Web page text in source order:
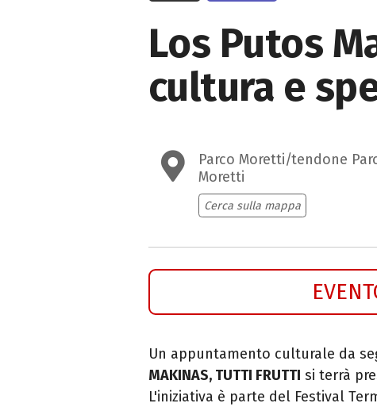
Los Putos
cultura e
Parco Moretti/tendone
Moretti
Cerca sulla mappa
Un appuntamento culturale da
MAKINAS, TUTTI FRUTTI si terrà
L'iniziativa è parte del Festival